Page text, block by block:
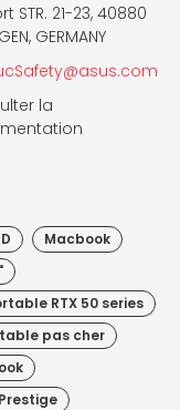
STR. 21-23, 40880
GERMANY
la
Macbook
RTX 50 series
pas cher